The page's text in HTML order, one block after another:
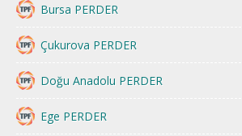
Bursa PERDER
Çukurova PERDER
Doğu Anadolu PERDER
Ege PERDER